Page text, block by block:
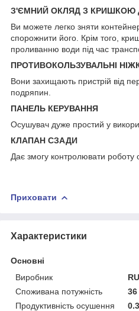
З'ЄМНИЙ ОКЛЯД З КРИШКОЮ
Ви можете легко зняти
спорожнити його. Крім того,
проливанню води під час
ПРОТИВОКОЛЬЗУВАЛЬНІ
Вони захищають пристрій від
подряпин.
ПАНЕЛЬ КЕРУВАННЯ
Осушувач дуже простий у
КЛАПАН СЗАДИ
Дає змогу контролювати роботу
Приховати
Характеристики
Основні
Виробник
Споживана потужність
Продуктивність осушення